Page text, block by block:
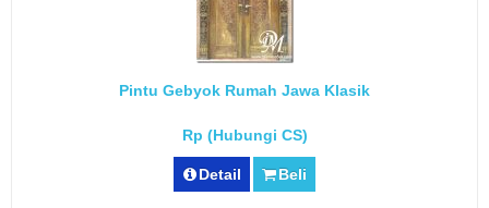
Pintu Gebyok Rumah Jawa Klasik
Rp (Hubungi CS)
Detail Beli